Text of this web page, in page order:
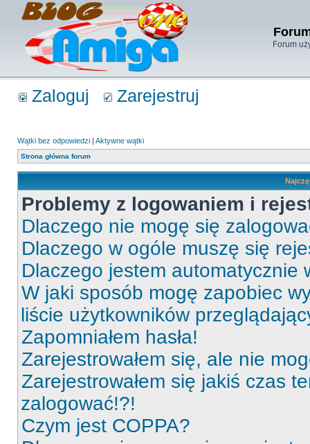
Forum
Zaloguj Zarejestruj
Wątki bez odpowiedzi | Aktywne wątki
Strona główna forum
Problemy z logowaniem i
Dlaczego nie mogę się
Dlaczego w ogóle muszę się
Dlaczego jestem automatycznie
W jaki sposób mogę zapobiec
liście użytkowników
Zapomniałem hasła!
Zarejestrowałem się, ale nie
Zarejestrowałem się jakiś czas
zalogować!?!
Czym jest COPPA?